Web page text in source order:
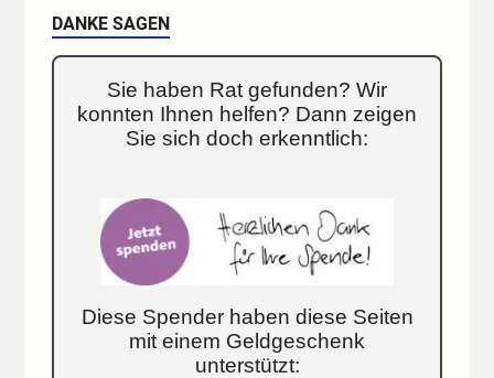
DANKE SAGEN
Sie haben Rat gefunden? Wir
konnten Ihnen helfen? Dann zeigen
Sie sich doch erkenntlich:
Diese Spender haben diese Seiten
mit einem Geldgeschenk
unterstützt: